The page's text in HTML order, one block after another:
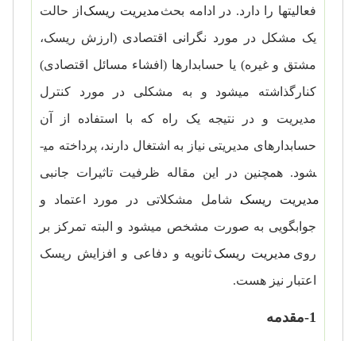
فعالیت­ها را دارد. در ادامه بحثمدیریت ریسکاز حالت
یک مشکل در مورد نگرانی اقتصادی (ارزش ریسک،
مشتق و غیره) یا حسابدارها (افشاء مسائل اقتصادی)
کنارگذاشته می­شود و به مشکلی در مورد کنترل
مدیریت و در نتیجه یک راه که با استفاده از آن
حسابدارهای مدیریتی نیاز به اشتغال دارند، پرداخته می­
شود. همچنین در این مقاله ظرفیت تاثیرات جانبی
مدیریت ریسک، شامل مشکلاتی در مورد اعتماد و
جوابگویی به صورت مشخص می­شود و البته تمرکز بر
رویمدیریت ریسکثانویه و دفاعی و افزایش ریسک
اعتبار نیز هست.
1-مقدمه